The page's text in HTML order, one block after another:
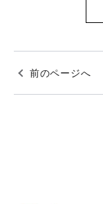
前のページへ